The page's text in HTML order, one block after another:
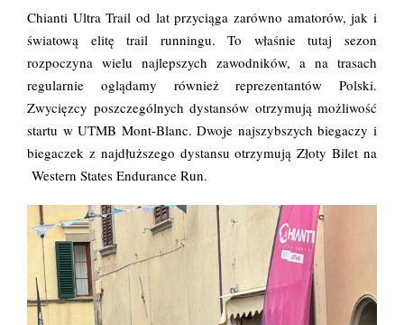
Chianti Ultra Trail od lat przyciąga zarówno amatorów, jak i
światową elitę trail runningu. To właśnie tutaj sezon
rozpoczyna wielu najlepszych zawodników, a na trasach
regularnie oglądamy również reprezentantów Polski.
Zwycięzcy poszczególnych dystansów otrzymują możliwość
startu w UTMB Mont-Blanc. Dwoje najszybszych biegaczy i
biegaczek z najdłuższego dystansu otrzymują Złoty Bilet na
Western States Endurance Run.